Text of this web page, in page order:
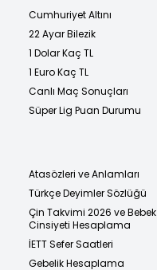
Cumhuriyet Altını
22 Ayar Bilezik
1 Dolar Kaç TL
1 Euro Kaç TL
Canlı Maç Sonuçları
Süper Lig Puan Durumu
Atasözleri ve Anlamları
Türkçe Deyimler Sözlüğü
Çin Takvimi 2026 ve Bebek
Cinsiyeti Hesaplama
İETT Sefer Saatleri
Gebelik Hesaplama